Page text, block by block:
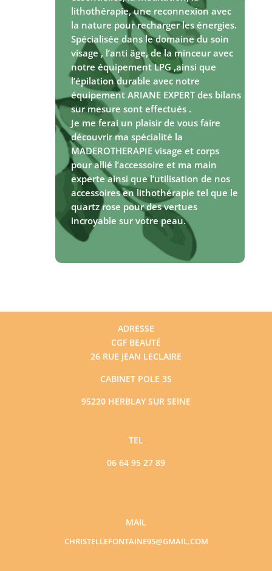
lithothérapie, une reconnexion avec
la nature pour recharger les énergies.
Spécialisée dans le domaine du soin
visage , l’anti âge, de la minceur avec
notre équipement LPG ,ainsi que
l’épilation durable avec notre
équipement ARIANE EXPERT des bilans
sur mesure sont effectués .
Je me ferai un plaisir de vous faire
découvrir ma spécialité la
MADEROTHERAPIE visage et corps
pour allié l’accessoire et ma main
experte ainsi que l’utilisation de nos
accessoires en lithothérapie tel que le
quartz rose pour des vertues
incroyable sur votre peau.
ADRESSE
CGF BEAUTÉ
26 RUE JEAN LECLAIRE
CABINET POLE 3S
95220 HERBLAY SUR SEINE
TEL
06 64 95 27 89
MAIL
CHRISTELLEFONTAINE95@GMAIL.COM